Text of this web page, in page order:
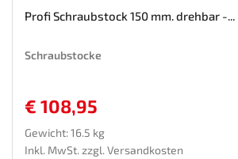
Profi Schraubstock 150 mm. drehbar -...
Schraubstocke
€ 108,95
Gewicht: 16.5 kg
Inkl. MwSt. zzgl. Versandkosten